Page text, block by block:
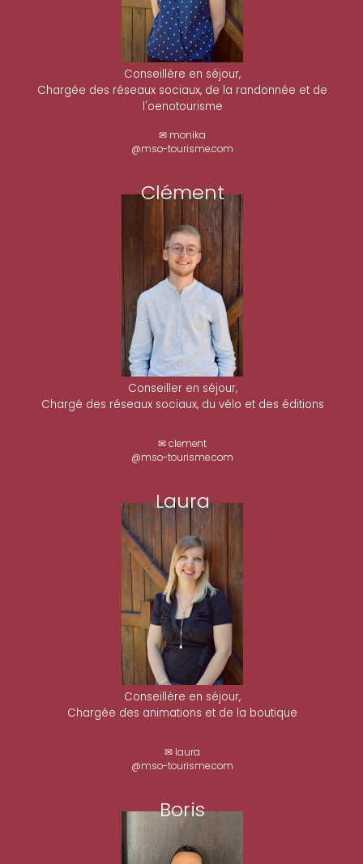
Conseillère en séjour,
Chargée des réseaux sociaux, de la randonnée et de
l'oenotourisme
✉ monika
@mso-tourisme.com
Clément
Conseiller en séjour,
Chargé des réseaux sociaux, du vélo et des éditions
✉ clement
@mso-tourisme.com
Laura
Conseillère en séjour,
Chargée des animations et de la boutique
✉ laura
@mso-tourisme.com
Boris